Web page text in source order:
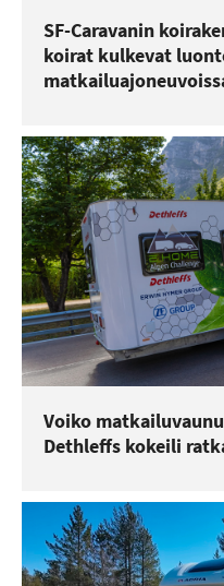
SF-Caravanin
koirat kulkevat
Voiko
Dethleffs kokeili